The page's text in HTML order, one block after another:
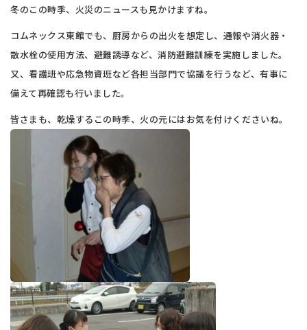
冬のこの時季、火災のニュースも見かけますね。
コムネックス東館でも、厨房からの出火を想定し、通報や消火器・
散水栓の使用方法、避難誘導など、消防避難訓練を実施しました。
又、看護班や応急物資班など各担当部門で協議を行うなど、有事に
備えて再確認も行いました。
皆さまも、乾燥するこの時季、火の元にはお気を付けくださいね。